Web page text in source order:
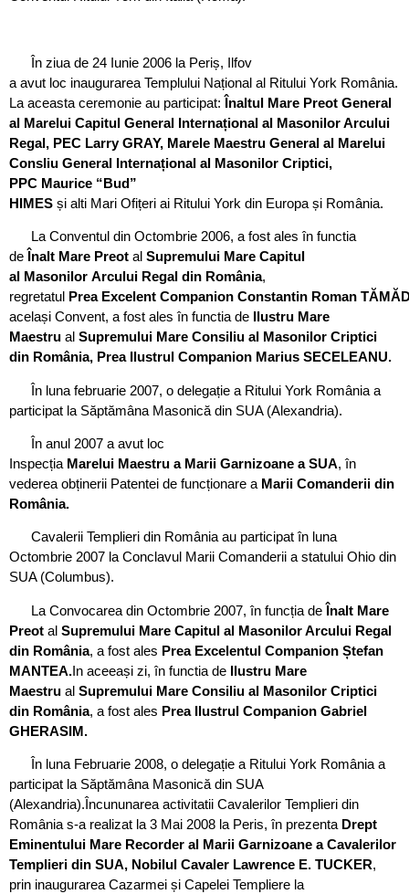
În ziua de 24 Iunie 2006 la Periș, Ilfov
a avut loc inaugurarea Templului Național al Ritului York România.
La aceasta ceremonie au participat: Înaltul Mare Preot General
al Marelui Capitul General Internațional al Masonilor Arcului
Regal, PEC Larry GRAY, Marele Maestru General al Marelui
Consliu General Internațional al Masonilor Criptici,
PPC Maurice “Bud”
HIMES și alti Mari Ofițeri ai Ritului York din Europa și România.
La Conventul din Octombrie 2006, a fost ales în functia
de Înalt Mare Preot al Supremului Mare Capitul
al Masonilor Arcului Regal din România,
regretatul Prea Excelent Companion Constantin Roman
același Convent, a fost ales în functia de Ilustru Mare
Maestru al Supremului Mare Consiliu al Masonilor Criptici
din România, Prea Ilustrul Companion Marius SECELEANU.
În luna februarie 2007, o delegație a Ritului York România a
participat la Săptămâna Masonică din SUA (Alexandria).
În anul 2007 a avut loc
Inspecția Marelui Maestru a Marii Garnizoane a SUA, în
vederea obținerii Patentei de funcționare a Marii Comanderii din
România.
Cavalerii Templieri din România au participat în luna
Octombrie 2007 la Conclavul Marii Comanderii a statului Ohio din
SUA (Columbus).
La Convocarea din Octombrie 2007, în funcția de Înalt Mare
Preot al Supremului Mare Capitul al Masonilor Arcului Regal
din România, a fost ales Prea Excelentul Companion Ștefan
MANTEA.In aceeași zi, în functia de Ilustru Mare
Maestru al Supremului Mare Consiliu al Masonilor Criptici
din România, a fost ales Prea Ilustrul Companion Gabriel
GHERASIM.
În luna Februarie 2008, o delegație a Ritului York România a
participat la Săptămâna Masonică din SUA
(Alexandria).Încununarea activitatii Cavalerilor Templieri din
România s-a realizat la 3 Mai 2008 la Peris, în prezenta Drept
Eminentului Mare Recorder al Marii Garnizoane a Cavalerilor
Templieri din SUA, Nobilul Cavaler Lawrence E. TUCKER,
prin inaugurarea Cazarmei și Capelei Templiere la